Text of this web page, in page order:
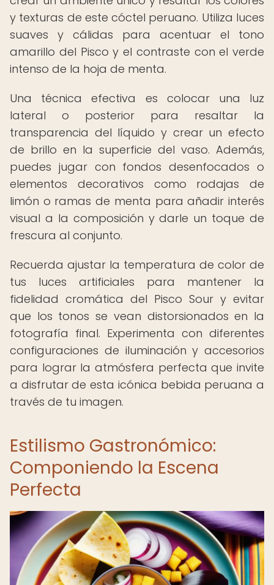
y texturas de este cóctel peruano. Utiliza luces
suaves y cálidas para acentuar el tono
amarillo del Pisco y el contraste con el verde
intenso de la hoja de menta.
Una técnica efectiva es colocar una luz
lateral o posterior para resaltar la
transparencia del líquido y crear un efecto
de brillo en la superficie del vaso. Además,
puedes jugar con fondos desenfocados o
elementos decorativos como rodajas de
limón o ramas de menta para añadir interés
visual a la composición y darle un toque de
frescura al conjunto.
Recuerda ajustar la temperatura de color de
tus luces artificiales para mantener la
fidelidad cromática del Pisco Sour y evitar
que los tonos se vean distorsionados en la
fotografía final. Experimenta con diferentes
configuraciones de iluminación y accesorios
para lograr la atmósfera perfecta que invite
a disfrutar de esta icónica bebida peruana a
través de tu imagen.
Estilismo Gastronómico:
Componiendo la Escena
Perfecta